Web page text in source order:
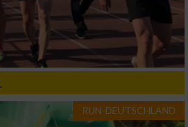
RUN-DEUTSCHLAND